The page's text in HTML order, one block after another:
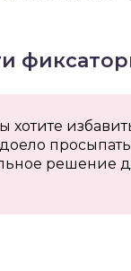
хотите
решение